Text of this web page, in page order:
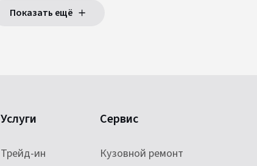
Показать ещё
Услуги
Трейд-ин
Сервис
Кузовной ремонт